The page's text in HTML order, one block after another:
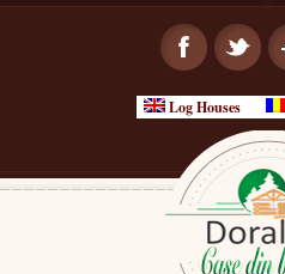
Log Houses